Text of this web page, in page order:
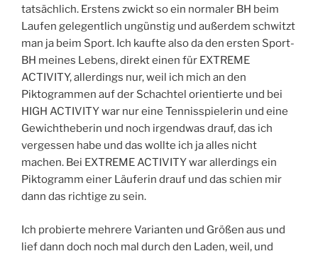
tatsächlich. Erstens zwickt so ein normaler BH beim
Laufen gelegentlich ungünstig und außerdem schwitzt
man ja beim Sport. Ich kaufte also da den ersten Sport-
BH meines Lebens, direkt einen für EXTREME
ACTIVITY, allerdings nur, weil ich mich an den
Piktogrammen auf der Schachtel orientierte und bei
HIGH ACTIVITY war nur eine Tennisspielerin und eine
Gewichtheberin und noch irgendwas drauf, das ich
vergessen habe und das wollte ich ja alles nicht
machen. Bei EXTREME ACTIVITY war allerdings ein
Piktogramm einer Läuferin drauf und das schien mir
dann das richtige zu sein.
Ich probierte mehrere Varianten und Größen aus und
lief dann doch noch mal durch den Laden, weil, und